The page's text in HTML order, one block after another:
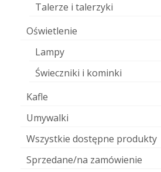
Talerze i talerzyki
Oświetlenie
Lampy
Świeczniki i kominki
Kafle
Umywalki
Wszystkie dostępne produkty
Sprzedane/na zamówienie